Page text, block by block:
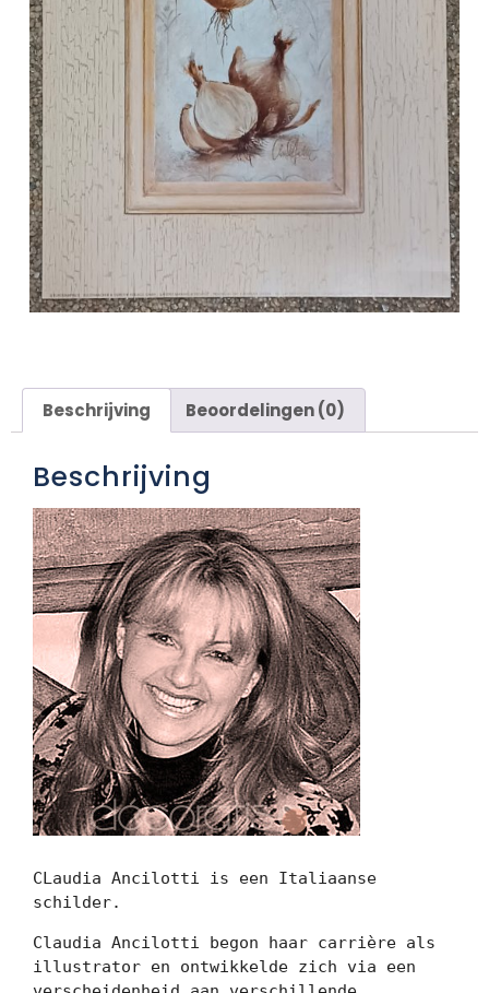
Beschrijving Beoordelingen (0)
Beschrijving
CLaudia Ancilotti is een Italiaanse
schilder.
Claudia Ancilotti begon haar carrière als
illustrator en ontwikkelde zich via een